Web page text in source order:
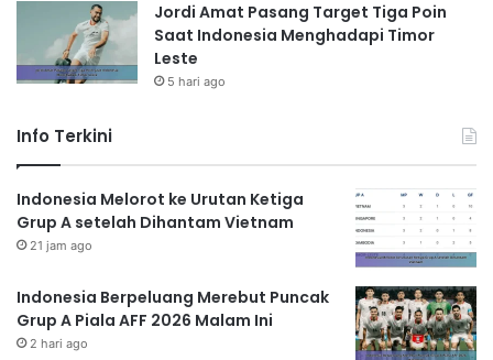
Jordi Amat Pasang Target Tiga Poin
Saat Indonesia Menghadapi Timor
Leste
5 hari ago
Info Terkini
Indonesia Melorot ke Urutan Ketiga
Grup A setelah Dihantam Vietnam
21 jam ago
Indonesia Berpeluang Merebut Puncak
Grup A Piala AFF 2026 Malam Ini
2 hari ago